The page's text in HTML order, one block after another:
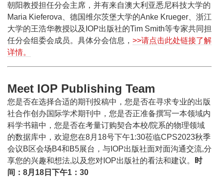
朝阳教授担任分会主席，并有来自澳大利亚悉尼科技大学的
Maria Kieferova、德国维尔茨堡大学的Anke Krueger、浙江
大学的王浩华教授以及IOP出版社的Tim Smith等专家共同担
任分会组委会成员。具体分会信息， >>请点击此处链接了解
详情。
Meet IOP Publishing Team
您是否在选择合适的期刊投稿中，您是否在寻求专业的出版
社合作创办国际学术期刊中，您是否正准备撰写一本领域内
科学书籍中，您是否在考量订购契合本校/院系的物理领域
的数据库中，欢迎您在8月18号下午1:30莅临CPS2023秋季
会议B区会场B4和B5展台，与IOP出版社面对面沟通交流,分
享您的兴趣和想法,以及您对IOP出版社的看法和建议。
时
间：8月18日下午1：30